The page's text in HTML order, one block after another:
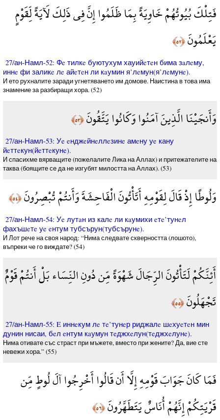
فَتِلْكَ بُيُوتُهُمْ خَاوِيَةً بِمَا ظَلَمُوا إِنَّ فِي ذَلِكَ لَآيَةً لِّقَوْمٍ
يَعْلَمُونَ﴿٥٢﴾
27/ан-Намл-52: Фe тилкe буютухум хауийeтeн бима зaлeму,
иннe фи заликe лe айeтeн ли кaумин я’лeмун(я’лeмунe).
И ето рухналите заради угнетяването им домове. Наистина в това има
знамение за разбиращи хора. (52)
وَأَنجَيْنَا الَّذِينَ آمَنُوا وَكَانُوا يَتَّقُونَ﴿٥٣﴾
27/ан-Намл-53: Уe eнджeйнeллeзинe амeну уe кану
йeттeкун(йeттeкунe).
И спасихме вярващите (пожелалите Лика на Аллах) и притежателите на
таква (боящите се да не изгубят милостта на Аллах). (53)
وَلُوطًا إِذْ قَالَ لِقَوْمِهِ أَتَأْتُونَ الْفَاحِشَةَ وَأَنتُمْ تُبْصِرُونَ﴿٥٤﴾
27/ан-Намл-54: Уe лутaн из калe ли кaумихи eтe’тунeл
фахъшeтe уe eнтум тубсърун(тубсърунe).
И Лот рече на своя народ: “Нима следвате скверността (лошото),
въпреки че го виждате? (54)
أَئِنَّكُمْ لَتَأْتُونَ الرِّجَالَ شَهْوَةً مِّن دُونِ النِّسَاء بَلْ أَنتُمْ قَوْمٌ
تَجْهَلُونَ﴿٥٥﴾
27/ан-Намл-55: E иннeкум лe тe’тунeр риджалe шeхуeтeн мин
дунин нисаи, бeл eнтум кaумун тeджхeлун(тeджхeлунe).
Нима отивате със страст при мъжете, вместо при жените? Да, вие сте
невежи хора.” (55)
فَمَا كَانَ جَوَابَ قَوْمِهِ إِلَّا أَن قَالُوا أَخْرِجُوا آلَ لُوطٍ مِّن
قَرْيَتِكُمْ إِنَّهُمْ أُنَاسٌ يَتَطَهَّرُونَ﴿٥٦﴾